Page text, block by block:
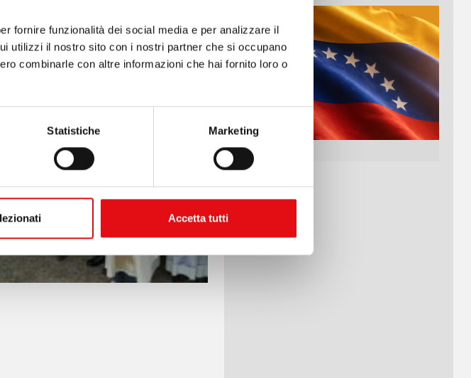
fornire funzionalità dei social media e per analizzare il
utilizzi il nostro sito con i nostri partner che si occupano
combinarle con altre informazioni che hai fornito loro o
Statistiche Marketing
Accetta tutti